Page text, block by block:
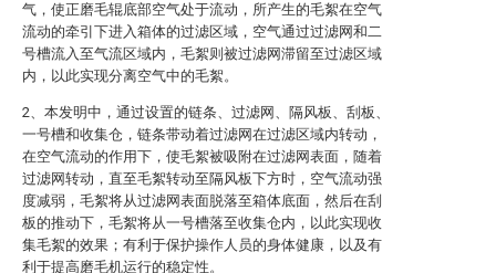
气，使正磨毛辊底部空气处于流动，所产生的毛絮在空气
流动的牵引下进入箱体的过滤区域，空气通过过滤网和二
号槽流入至气流区域内，毛絮则被过滤网滞留至过滤区域
内，以此实现分离空气中的毛絮。
2、本发明中，通过设置的链条、过滤网、隔风板、刮板、
一号槽和收集仓，链条带动着过滤网在过滤区域内转动，
在空气流动的作用下，使毛絮被吸附在过滤网表面，随着
过滤网转动，直至毛絮转动至隔风板下方时，空气流动强
度减弱，毛絮将从过滤网表面脱落至箱体底面，然后在刮
板的推动下，毛絮将从一号槽落至收集仓内，以此实现收
集毛絮的效果；有利于保护操作人员的身体健康，以及有
利于提高磨毛机运行的稳定性。